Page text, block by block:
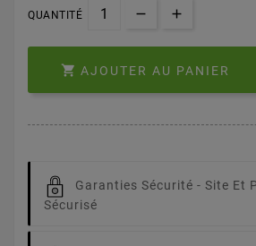
QUANTITÉ
 AJOUTER AU PANIER
Garanties Sécurité - Site Et
Sécurisé